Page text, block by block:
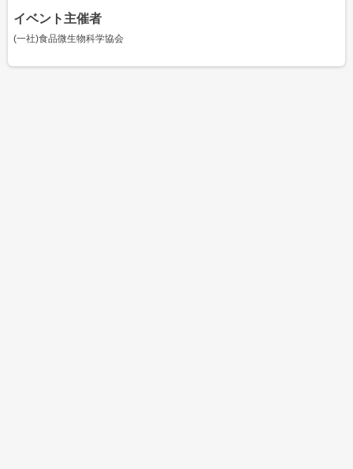
イベント主催者
(一社)食品微生物科学協会